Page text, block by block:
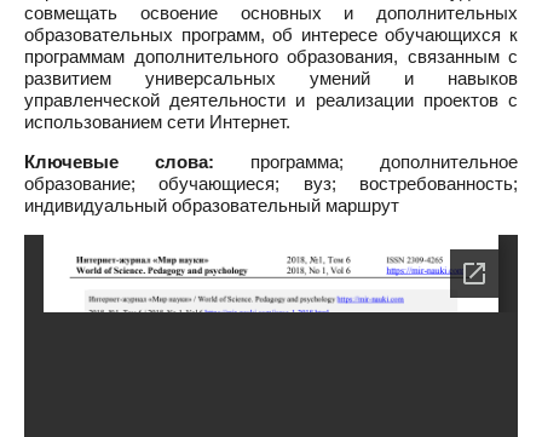
совмещать освоение основных и дополнительных
образовательных программ, об интересе обучающихся к
программам дополнительного образования, связанным с
развитием универсальных умений и навыков
управленческой деятельности и реализации проектов с
использованием сети Интернет.
Ключевые слова: программа; дополнительное
образование; обучающиеся; вуз; востребованность;
индивидуальный образовательный маршрут